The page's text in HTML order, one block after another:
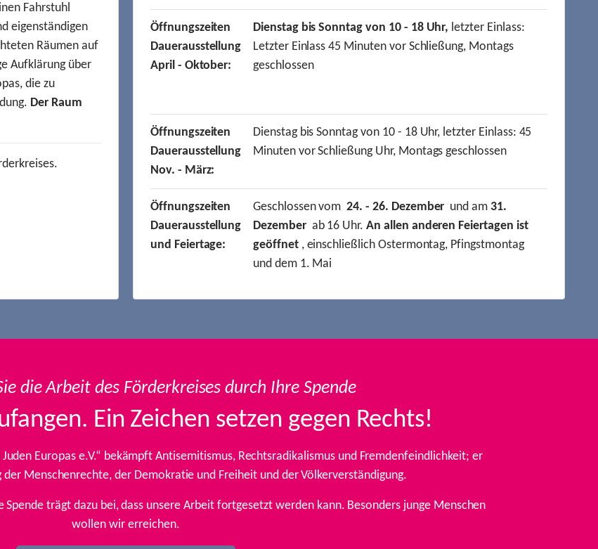
Fahrstuhl
eigenständigen
Räumen auf
Aufklärung über
die zu
Der Raum
Öffnungszeiten
Dauerausstellung
April - Oktober:
Dienstag bis Sonntag von 10 - 18 Uhr, letzter Einlass:
Letzter Einlass 45 Minuten vor Schließung, Montags
geschlossen
Öffnungszeiten
Dauerausstellung
Nov. - März:
Dienstag bis Sonntag von 10 - 18 Uhr, letzter Einlass: 45
Minuten vor Schließung Uhr, Montags geschlossen
Öffnungszeiten
Dauerausstellung
und Feiertage:
Geschlossen vom24. - 26. Dezember und am31.
Dezemberab 16 Uhr.An allen anderen Feiertagen ist
geöffnet, einschließlich Ostermontag, Pfingstmontag
und dem 1. Mai
die Arbeit des Förderkreises durch Ihre Spende
Ein Zeichen setzen gegen Rechts!
Europas e.V.“ bekämpft Antisemitismus, Rechtsradikalismus und Fremdenfeindlichkeit; er
Menschenrechte, der Demokratie und Freiheit und der Völkerverständigung.
Spende trägt dazu bei, dass unsere Arbeit fortgesetzt werden kann. Besonders junge Menschen
wollen wir erreichen.